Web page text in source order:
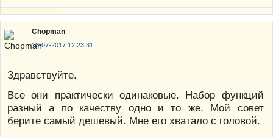
Chopman
18-07-2017 12:23:31
Здравствуйте.
Все они практически одинаковые. Набор функций
разный а по качеству одно и то же. Мой совет
берите самый дешевый. Мне его хватало с головой.